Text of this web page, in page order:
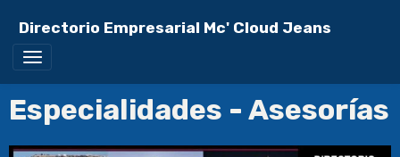
Directorio Empresarial Mc' Cloud Jeans
Especialidades - Asesorías